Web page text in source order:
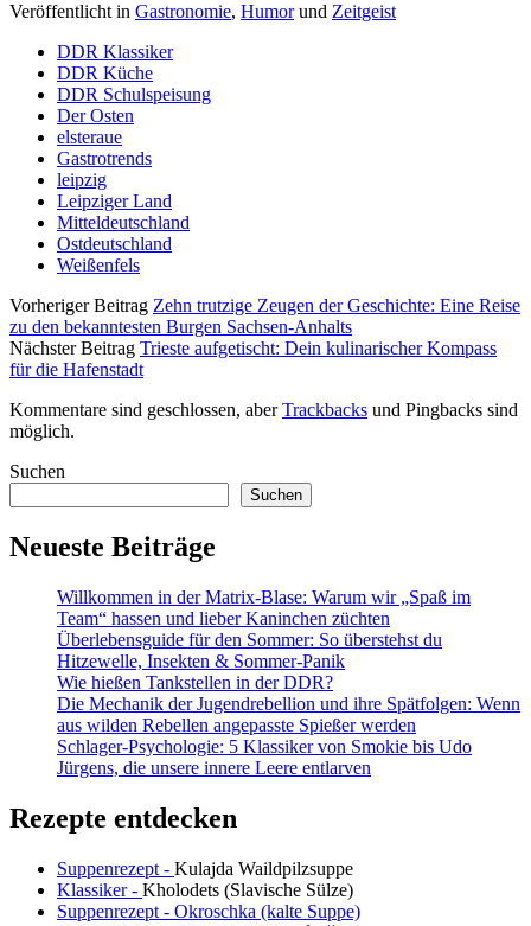
Veröffentlicht in Gastronomie, Humorund Zeitgeist
DDR Klassiker
DDR Küche
DDR Schulspeisung
Der Osten
elsteraue
Gastrotrends
leipzig
Leipziger Land
Mitteldeutschland
Ostdeutschland
Weißenfels
Vorheriger Beitrag Zehn trutzige Zeugen der Geschichte: Eine Reise
zu den bekanntesten Burgen Sachsen-Anhalts
Nächster Beitrag Trieste aufgetischt: Dein kulinarischer Kompass
für die Hafenstadt
Kommentare sind geschlossen, aberTrackbacks und Pingbacks sind
möglich.
Sidebar
Suchen
Suchen
Neueste Beiträge
Willkommen in der Matrix-Blase: Warum wir „Spaß im
Team“ hassen und lieber Kaninchen züchten
Überlebensguide für den Sommer: So überstehst du
Hitzewelle, Insekten & Sommer-Panik
Wie hießen Tankstellen in der DDR?
Die Mechanik der Jugendrebellion und ihre Spätfolgen: Wenn
aus wilden Rebellen angepasste Spießer werden
Schlager-Psychologie: 5 Klassiker von Smokie bis Udo
Jürgens, die unsere innere Leere entlarven
Rezepte entdecken
Suppenrezept - Kulajda Waildpilzsuppe
Klassiker - Kholodets (Slavische Sülze)
Suppenrezept - Okroschka (kalte Suppe)